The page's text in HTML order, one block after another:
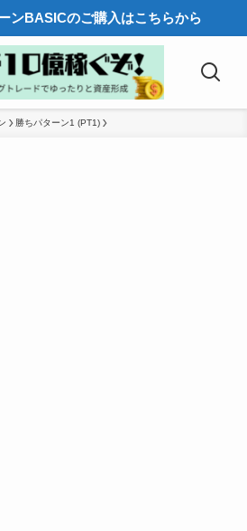
ンBASICのご購入はこちらから
勝ちパターン1 (PT1)